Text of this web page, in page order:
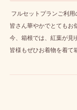
フルセットプランご利用
皆さん華やかでとてもお
今、箱根では、紅葉が見
皆様もぜひお着物を着て